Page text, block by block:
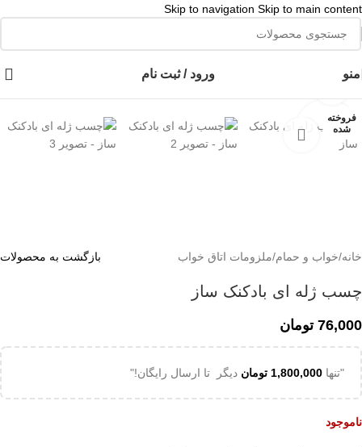
Skip to navigation Skip to main content
منو ورود / ثبت نام
فروخته
شده
خانه/خواب و حمام/ملزومات اتاق خواب بازگشت به محصولات
چسب ژله ای بادکنک ساز
76,000 تومان
"تنها 1,800,000 تومان دیگر تا ارسال رایگان!"
ناموجود